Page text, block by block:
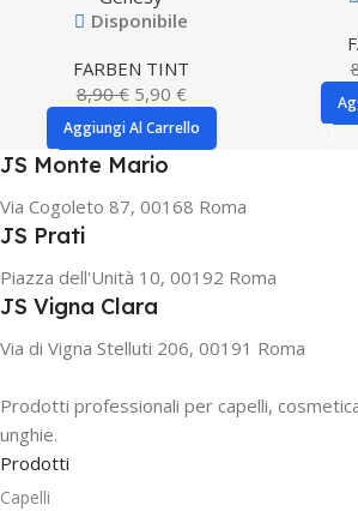
Disponibile
FARBEN TINT
8,90€ 5,90 €
Aggiungi Al Carrello
JS Monte Mario
Via Cogoleto 87, 00168 Roma
JS Prati
Piazza dell'Unità 10, 00192 Roma
JS Vigna Clara
Via di Vigna Stelluti 206, 00191 Roma
Prodotti professionali per capelli,
unghie.
Prodotti
Capelli